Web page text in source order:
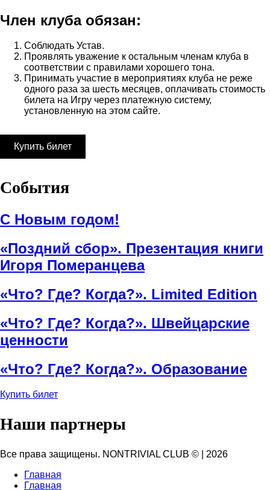
Член клуба обязан:
Соблюдать Устав.
Проявлять уважение к остальным членам клуба в
соответствии с правилами хорошего тона.
Принимать участие в мероприятиях клуба не реже
одного раза за шесть месяцев, оплачивать стоимость
билета на Игру через платежную систему,
установленную на этом сайте.
Купить билет
События
С Новым годом!
«Поздний сбор». Презентация книги
Игоря Померанцева
«Что? Где? Когда?». Limited Edition
«Что? Где? Когда?». Швейцарские
ценности
«Что? Где? Когда?». Образование
Купить билет
Наши партнеры
Все права защищены. NONTRIVIAL CLUB ©
2026
Главная
Главная